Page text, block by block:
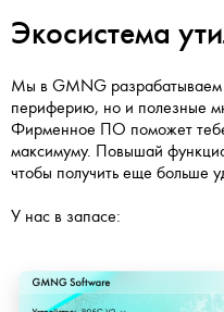
Экосистема
Мы в GMNG разрабатываем
периферию, но и полезные
Фирменное ПО поможет тебе
максимуму. Повышай
чтобы получить еще больше
У нас в запасе: